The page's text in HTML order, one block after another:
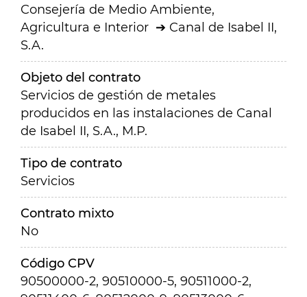
Consejería de Medio Ambiente,
Agricultura e Interior
Canal de Isabel II,
S.A.
Objeto del contrato
Servicios de gestión de metales
producidos en las instalaciones de Canal
de Isabel II, S.A., M.P.
Tipo de contrato
Servicios
Contrato mixto
No
Código CPV
90500000-2, 90510000-5, 90511000-2,